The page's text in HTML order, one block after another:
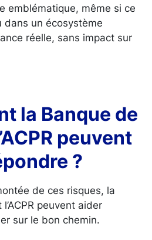
emblématique, même si ce
dans un écosystème
réelle, sans impact sur
la Banque de
peuvent
?
de ces risques, la
peuvent aider
sur le bon chemin.